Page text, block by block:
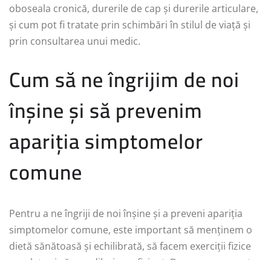
oboseala cronică, durerile de cap și durerile articulare,
și cum pot fi tratate prin schimbări în stilul de viață și
prin consultarea unui medic.
Cum să ne îngrijim de noi
înșine și să prevenim
apariția simptomelor
comune
Pentru a ne îngriji de noi înșine și a preveni apariția
simptomelor comune, este important să menținem o
dietă sănătoasă și echilibrată, să facem exerciții fizice